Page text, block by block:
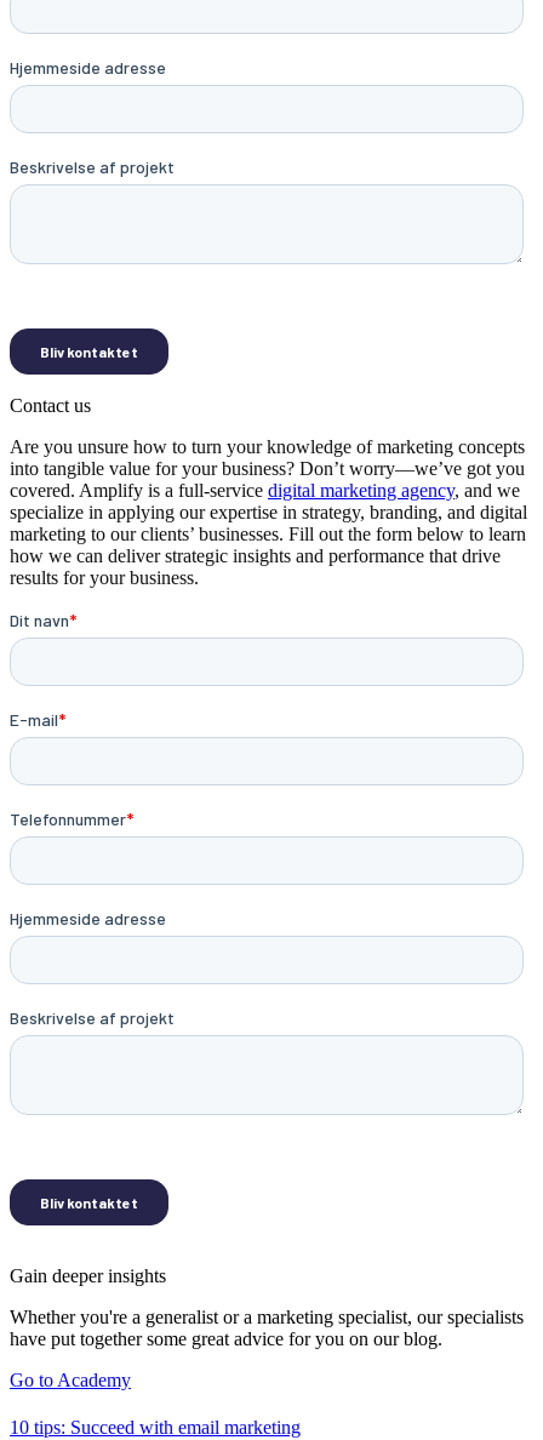
Contact us
Are you unsure how to turn your knowledge of marketing concepts
into tangible value for your business? Don’t worry—we’ve got you
covered. Amplify is a full-service digital marketing agency, and we
specialize in applying our expertise in strategy, branding, and digital
marketing to our clients’ businesses. Fill out the form below to learn
how we can deliver strategic insights and performance that drive
results for your business.
Gain deeper insights
Whether you're a generalist or a marketing specialist, our specialists
have put together some great advice for you on our blog.
Go to Academy
10 tips: Succeed with email marketing